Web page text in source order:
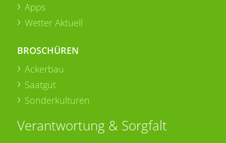
Apps
Wetter Aktuell
BROSCHÜREN
Ackerbau
Saatgut
Sonderkulturen
Verantwortung & Sorgfalt